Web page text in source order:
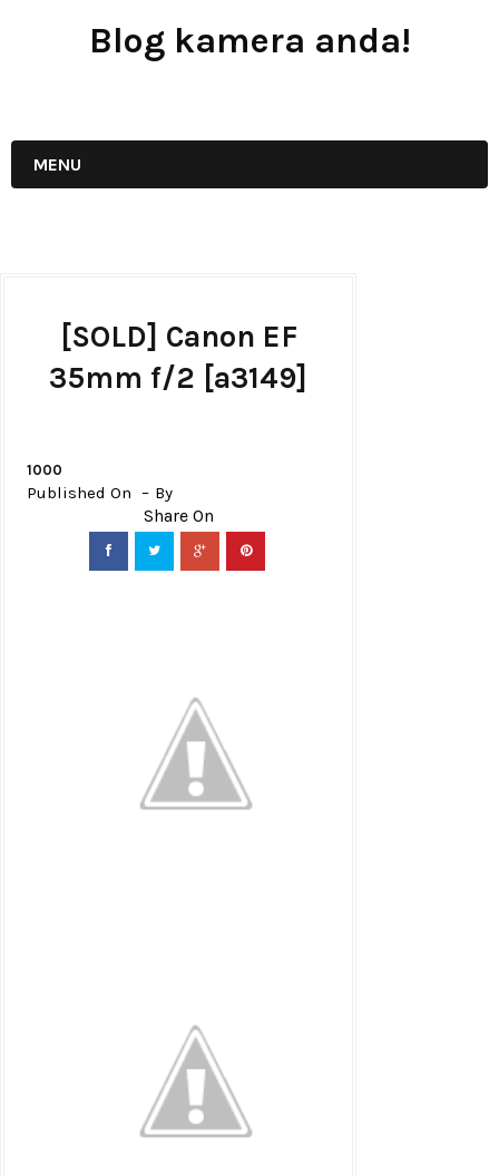
Blog kamera anda!
MENU
[SOLD] Canon EF
35mm f/2 [a3149]
1000
Published On By